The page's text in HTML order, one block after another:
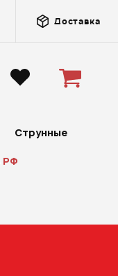
Доставка
Струнные
РФ